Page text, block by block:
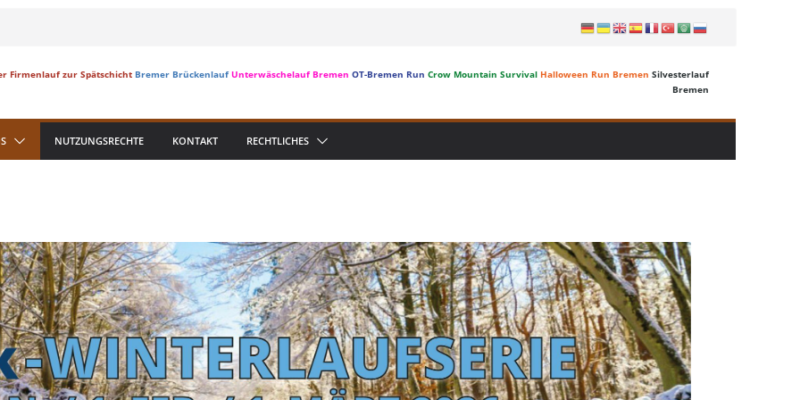
Firmenlauf zur Spätschicht Bremer Brückenlauf Unterwäschelauf Bremen OT-Bremen Run Crow Mountain Survival Halloween Run Bremen Silvesterlauf
Bremen
NUTZUNGSRECHTE KONTAKT RECHTLICHES